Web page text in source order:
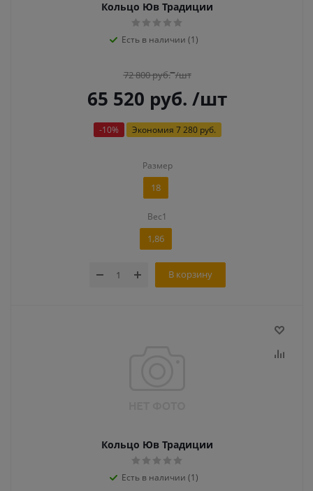
Кольцо Юв Традиции
Есть в наличии (1)
72 800руб. /шт
65 520 руб. /шт
-10% Экономия 7 280 руб.
Размер
18
Вес1
1,86
В корзину
Кольцо Юв Традиции
Есть в наличии (1)